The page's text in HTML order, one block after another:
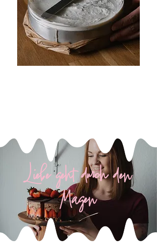
Liebe geht durch den
Magen